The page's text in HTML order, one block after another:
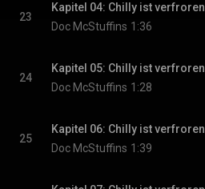
23
Kapitel 04: Chilly ist verfroren
Doc McStuffins 1:36
24
Kapitel 05: Chilly ist verfroren
Doc McStuffins 1:28
25
Kapitel 06: Chilly ist verfroren
Doc McStuffins 1:39